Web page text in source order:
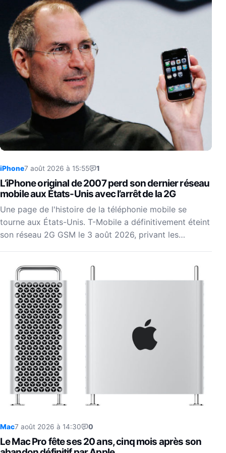
iPhone7 août 2026 à 15:55 1
L’iPhone original de 2007 perd son dernier réseau
mobile aux États-Unis avec l’arrêt de la 2G
Une page de l'histoire de la téléphonie mobile se
tourne aux États-Unis. T-Mobile a définitivement éteint
son réseau 2G GSM le 3 août 2026, privant les…
Mac7 août 2026 à 14:30 0
Le Mac Pro fête ses 20 ans, cinq mois après son